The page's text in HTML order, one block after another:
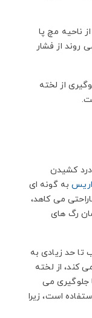
ناحیه مچ پا
روند از فشار
از لخته
کشیدن
به گونه ای
می کاهد،
رگ های
تا حد زیادی به
کند، از لخته
جلوگیری می
است، زیرا